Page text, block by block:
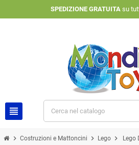
SPEDIZIONE GRATUITAsu
view_headline
chevron_right Costruzioni e Mattoncini chevron_right Lego chevron_right Lego